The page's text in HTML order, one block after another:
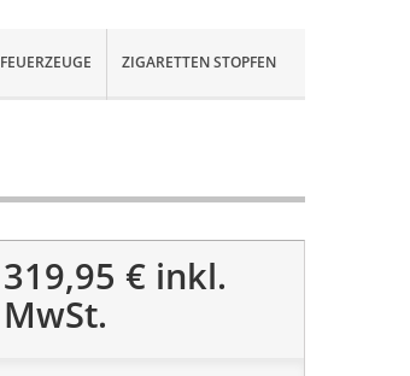
FEUERZEUGE ZIGARETTEN STOPFEN
319,95 €inkl.
MwSt.